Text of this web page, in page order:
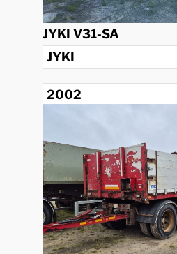
JYKI V31-SA
JYKI
2002